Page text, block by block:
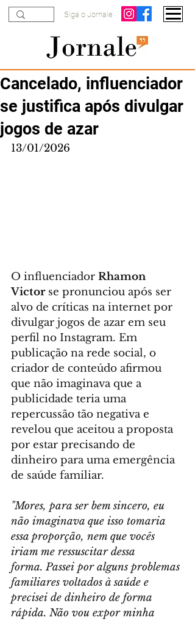
Siga o Jornale
Cancelado, influenciador
se justifica após divulgar
jogos de azar
13/01/2026
O influenciador Rhamon
Victor se pronunciou após ser
alvo de críticas na internet por
divulgar jogos de azar em seu
perfil no Instagram. Em
publicação na rede social, o
criador de conteúdo afirmou
que não imaginava que a
publicidade teria uma
repercussão tão negativa e
revelou que aceitou a proposta
por estar precisando de
dinheiro para uma emergência
de saúde familiar.
"Mores, para ser bem sincero, eu
não imaginava que isso tomaria
essa proporção, nem que vocês
iriam me ressuscitar dessa
forma. Passei por alguns problemas
familiares voltados à saúde e
precisei de dinheiro de forma
rápida. Não vou expor minha